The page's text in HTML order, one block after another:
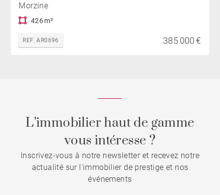
Morzine
426 m²
REF. AR0696 385 000 €
L’immobilier haut de gamme
vous intéresse ?
Inscrivez-vous à notre newsletter et recevez notre
actualité sur l'immobilier de prestige et nos
événements